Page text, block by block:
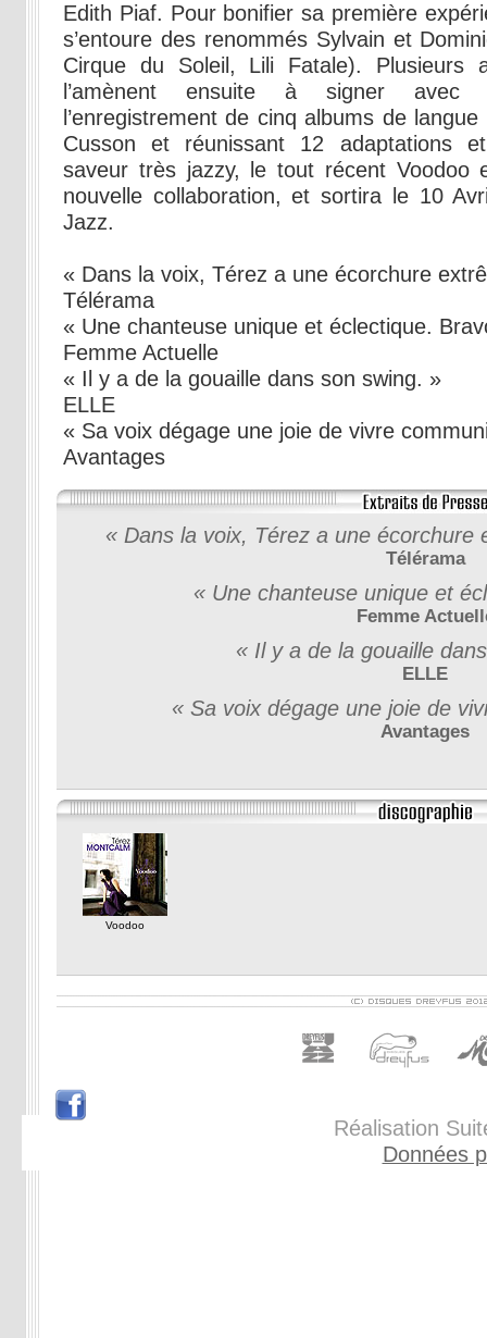
Edith Piaf. Pour bonifier sa première
s’entoure des renommés Sylvain et
Cirque du Soleil, Lili Fatale). Plusieurs
l’amènent ensuite à signer avec
l’enregistrement de cinq albums de
Cusson et réunissant 12 adaptations
saveur très jazzy, le tout récent Voodoo
nouvelle collaboration, et sortira le 10
Jazz.
« Dans la voix, Térez a une écorchure
Télérama
« Une chanteuse unique et éclectique.
Femme Actuelle
« Il y a de la gouaille dans son swing. »
ELLE
« Sa voix dégage une joie de vivre
Avantages
« Dans la voix, Térez a une écorchure
Télérama
« Une chanteuse unique et
Femme
« Il y a de la gouaille
ELLE
« Sa voix dégage une joie de
Avantages
Voodoo
Réalisation
Données